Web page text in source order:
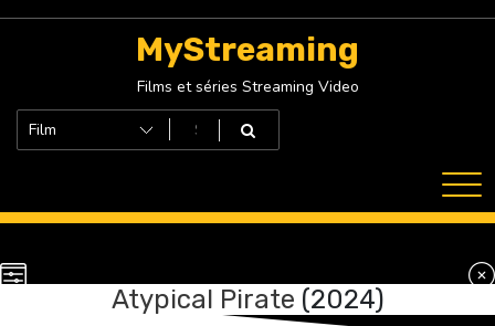
MyStreaming
Films et séries Streaming Video
Atypical Pirate (2024)